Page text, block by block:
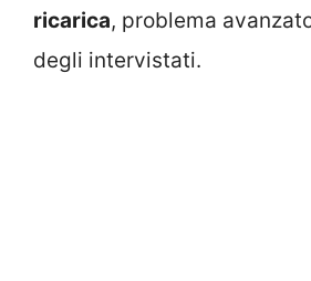
ricarica, problema
degli intervistati.